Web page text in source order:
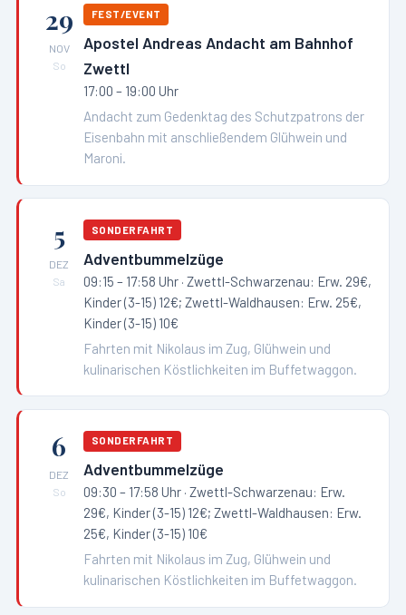
29
NOV
So
FEST/EVENT
Apostel Andreas Andacht am Bahnhof
Zwettl
17:00 – 19:00 Uhr
Andacht zum Gedenktag des Schutzpatrons der
Eisenbahn mit anschließendem Glühwein und
Maroni.
5
DEZ
Sa
SONDERFAHRT
Adventbummelzüge
09:15 – 17:58 Uhr · Zwettl-Schwarzenau: Erw. 29€,
Kinder (3-15) 12€; Zwettl-Waldhausen: Erw. 25€,
Kinder (3-15) 10€
Fahrten mit Nikolaus im Zug, Glühwein und
kulinarischen Köstlichkeiten im Buffetwaggon.
6
DEZ
So
SONDERFAHRT
Adventbummelzüge
09:30 – 17:58 Uhr · Zwettl-Schwarzenau: Erw.
29€, Kinder (3-15) 12€; Zwettl-Waldhausen: Erw.
25€, Kinder (3-15) 10€
Fahrten mit Nikolaus im Zug, Glühwein und
kulinarischen Köstlichkeiten im Buffetwaggon.